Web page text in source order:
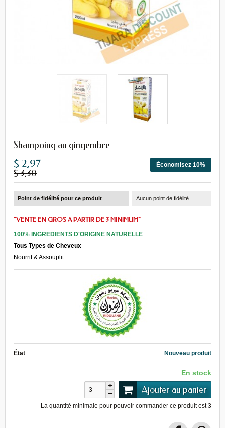
Shampoing au gingembre
Économisez 10%
$ 2,97
$ 3,30
Point de fidélité pour ce produit Aucun point de fidélité
"VENTE EN GROS A PARTIR DE 3 MINIMUM"
100% INGREDIENTS D'ORIGINE NATURELLE
Tous Types de Cheveux
Nourrit & Assouplit
État Nouveau produit
En stock
Ajouter au panier
La quantité minimale pour pouvoir commander ce produit est3